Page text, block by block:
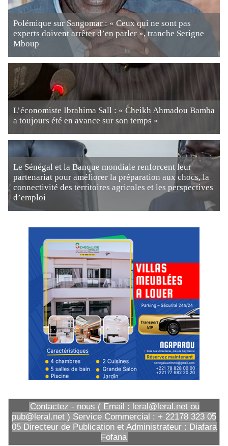
Polémique sur Sangomar : « Ceux qui ne sont pas
experts doivent arrêter d’en parler », tranche Serigne
Mboup
L’économiste Ibrahima Sall : « Cheikh Ahmadou Bamba
a toujours été en avance sur son temps »
Le Sénégal et la Banque mondiale renforcent leur
partenariat pour améliorer la préparation aux chocs, la
connectivité des territoires agricoles et les perspectives
d’emploi
Contactez - nous ( Email : leral@leral.net ou
pub@leral.net ) Service Commercial : + 22178 323 05
05 Directeur de Publication et Administrateur : Diafara
Fofana